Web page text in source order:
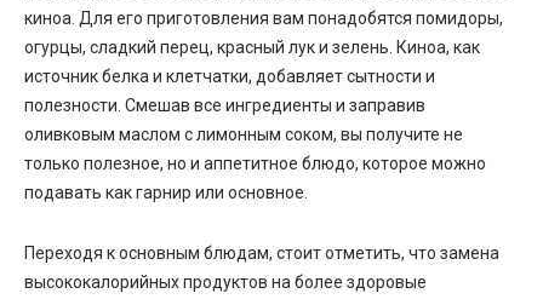
киноа. Для его приготовления вам понадобятся помидоры,
огурцы, сладкий перец, красный лук и зелень. Киноа, как
источник белка и клетчатки, добавляет сытности и
полезности. Смешав все ингредиенты и заправив
оливковым маслом с лимонным соком, вы получите не
только полезное, но и аппетитное блюдо, которое можно
подавать как гарнир или основное.
Переходя к основным блюдам, стоит отметить, что замена
высококалорийных продуктов на более здоровые